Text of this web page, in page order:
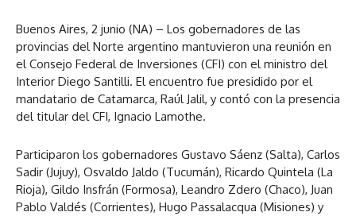
Buenos Aires, 2 junio (NA) – Los gobernadores de las
provincias del Norte argentino mantuvieron una reunión en
el Consejo Federal de Inversiones (CFI) con el ministro del
Interior Diego Santilli. El encuentro fue presidido por el
mandatario de Catamarca, Raúl Jalil, y contó con la presencia
del titular del CFI, Ignacio Lamothe.
Participaron los gobernadores Gustavo Sáenz (Salta), Carlos
Sadir (Jujuy), Osvaldo Jaldo (Tucumán), Ricardo Quintela (La
Rioja), Gildo Insfrán (Formosa), Leandro Zdero (Chaco), Juan
Pablo Valdés (Corrientes), Hugo Passalacqua (Misiones) y